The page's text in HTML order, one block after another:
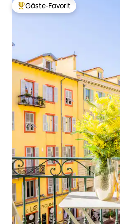
Beliebter Gäste-Favorit.
Gäste-Favorit